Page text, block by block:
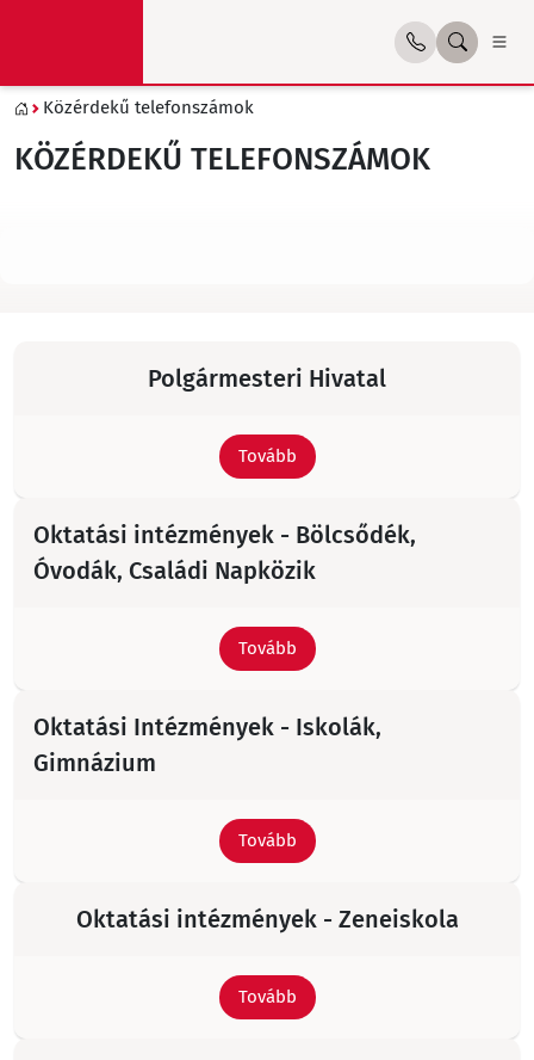
Közérdekű telefonszámok
KÖZÉRDEKŰ TELEFONSZÁMOK
Polgármesteri Hivatal
Tovább
Oktatási intézmények - Bölcsődék,
Óvodák, Családi Napközik
Tovább
Oktatási Intézmények - Iskolák,
Gimnázium
Tovább
Oktatási intézmények - Zeneiskola
Tovább